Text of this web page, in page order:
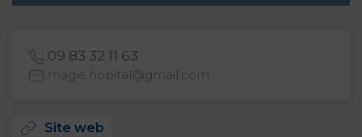
09 83 32 11 63
magie.hopital@gmail.com
Site web